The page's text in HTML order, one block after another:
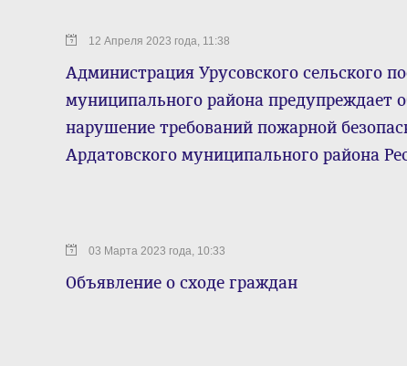
12 Апреля 2023 года, 11:38
Администрация Урусовского сельского
муниципального района предупреждает
нарушение требований пожарной
Ардатовского муниципального района
03 Марта 2023 года, 10:33
Объявление о сходе граждан